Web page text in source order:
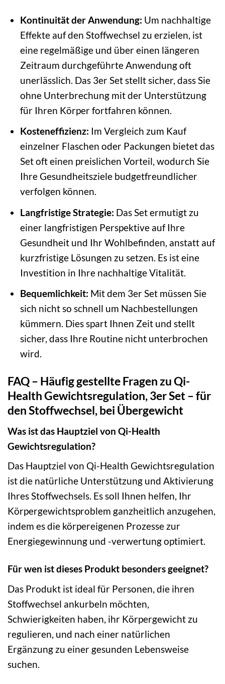
Kontinuität der Anwendung: Um nachhaltige
Effekte auf den Stoffwechsel zu erzielen, ist
eine regelmäßige und über einen längeren
Zeitraum durchgeführte Anwendung oft
unerlässlich. Das 3er Set stellt sicher, dass Sie
ohne Unterbrechung mit der Unterstützung
für Ihren Körper fortfahren können.
Kosteneffizienz: Im Vergleich zum Kauf
einzelner Flaschen oder Packungen bietet das
Set oft einen preislichen Vorteil, wodurch Sie
Ihre Gesundheitsziele budgetfreundlicher
verfolgen können.
Langfristige Strategie: Das Set ermutigt zu
einer langfristigen Perspektive auf Ihre
Gesundheit und Ihr Wohlbefinden, anstatt auf
kurzfristige Lösungen zu setzen. Es ist eine
Investition in Ihre nachhaltige Vitalität.
Bequemlichkeit: Mit dem 3er Set müssen Sie
sich nicht so schnell um Nachbestellungen
kümmern. Dies spart Ihnen Zeit und stellt
sicher, dass Ihre Routine nicht unterbrochen
wird.
FAQ – Häufig gestellte Fragen zu Qi-
Health Gewichtsregulation, 3er Set – für
den Stoffwechsel, bei Übergewicht
Was ist das Hauptziel von Qi-Health
Gewichtsregulation?
Das Hauptziel von Qi-Health Gewichtsregulation
ist die natürliche Unterstützung und Aktivierung
Ihres Stoffwechsels. Es soll Ihnen helfen, Ihr
Körpergewichtsproblem ganzheitlich anzugehen,
indem es die körpereigenen Prozesse zur
Energiegewinnung und -verwertung optimiert.
Für wen ist dieses Produkt besonders geeignet?
Das Produkt ist ideal für Personen, die ihren
Stoffwechsel ankurbeln möchten,
Schwierigkeiten haben, ihr Körpergewicht zu
regulieren, und nach einer natürlichen
Ergänzung zu einer gesunden Lebensweise
suchen.